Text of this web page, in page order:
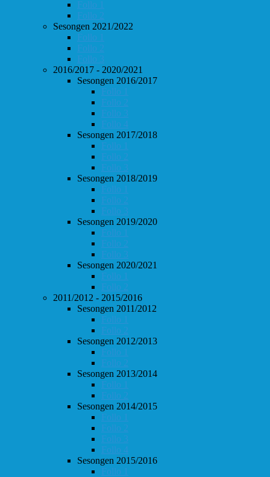
Follo 1
Follo 2
Sesongen 2021/2022
Follo 1
Follo 2
Follo 3
2016/2017 - 2020/2021
Sesongen 2016/2017
Follo 1
Follo 2
Follo 3
Follo 4
Sesongen 2017/2018
Follo 1
Follo 2
Follo 3
Sesongen 2018/2019
Follo 1
Follo 2
Follo 3
Sesongen 2019/2020
Follo 1
Follo 2
Follo 3
Sesongen 2020/2021
Follo 1
Follo 2
2011/2012 - 2015/2016
Sesongen 2011/2012
Follo 1
Follo 2
Sesongen 2012/2013
Follo 1
Follo 2
Sesongen 2013/2014
Follo 1
Follo 2
Sesongen 2014/2015
Follo 1
Follo 2
Follo 3
Follo 4
Sesongen 2015/2016
Follo 1